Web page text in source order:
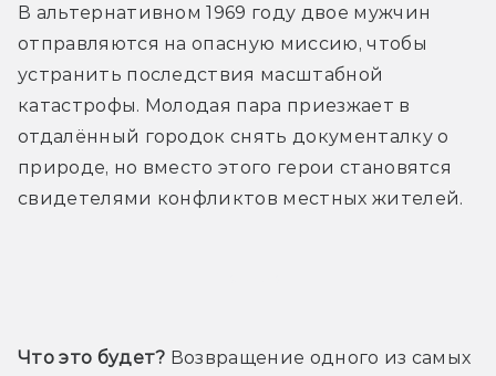
В альтернативном 1969 году двое мужчин
отправляются на опасную миссию, чтобы
устранить последствия масштабной
катастрофы. Молодая пара приезжает в
отдалённый городок снять документалку о
природе, но вместо этого герои становятся
свидетелями конфликтов местных жителей.
Что это будет? Возвращение одного из самых